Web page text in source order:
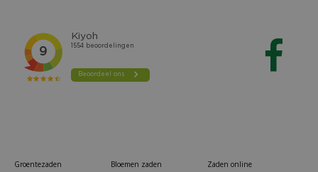
Groentezaden
Bloemen zaden
Zaden online